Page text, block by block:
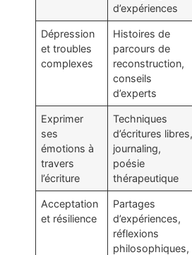
d’expériences
Dépression
et troubles
complexes
Histoires de
parcours de
reconstruction,
conseils
d’experts
Exprimer
ses
émotions à
travers
l’écriture
Techniques
d’écritures libres,
journaling,
poésie
thérapeutique
Acceptation
et résilience
Partages
d’expériences,
réflexions
philosophiques,